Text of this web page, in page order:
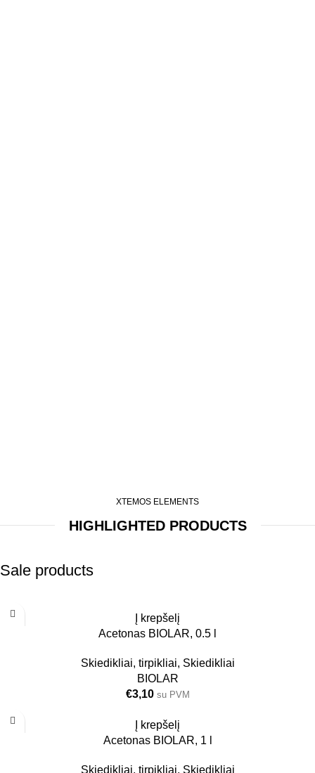
XTEMOS ELEMENTS
HIGHLIGHTED PRODUCTS
Sale products
0.5L
Į krepšelį
Acetonas BIOLAR, 0.5 l
Skiedikliai, tirpikliai, Skiedikliai
BIOLAR
€3,10 su PVM
1L
Į krepšelį
Acetonas BIOLAR, 1 l
Skiedikliai, tirpikliai, Skiedikliai